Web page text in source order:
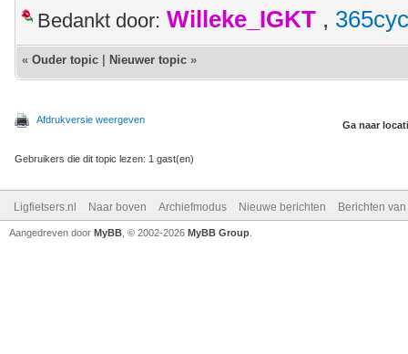
Bedankt door: Willeke_IGKT ,
« Ouder topic Nieuwer topic »
Afdrukversie weergeven Ga naar
Gebruikers die dit topic lezen: 1 gast(en)
Ligfietsers.nl Naar boven Archiefmodus Nieuwe berichten Berichten
Aangedreven door MyBB , © 2002-2026 MyBB Group